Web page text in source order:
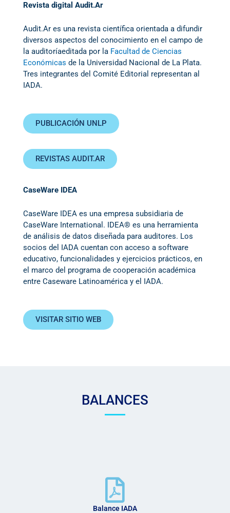
Revista digital Audit.Ar
Audit.Ar es una revista científica orientada a difundir
diversos aspectos del conocimiento en el campo de
la auditoríaeditada por la Facultad de Ciencias
Económicas de la Universidad Nacional de La Plata.
Tres integrantes del Comité Editorial representan al
IADA.
PUBLICACIÓN UNLP
REVISTAS AUDIT.AR
CaseWare IDEA
CaseWare IDEA es una empresa subsidiaria de
CaseWare International. IDEA® es una herramienta
de análisis de datos diseñada para auditores. Los
socios del IADA cuentan con acceso a software
educativo, funcionalidades y ejercicios prácticos, en
el marco del programa de cooperación académica
entre Caseware Latinoamérica y el IADA.
VISITAR SITIO WEB
BALANCES
Balance IADA